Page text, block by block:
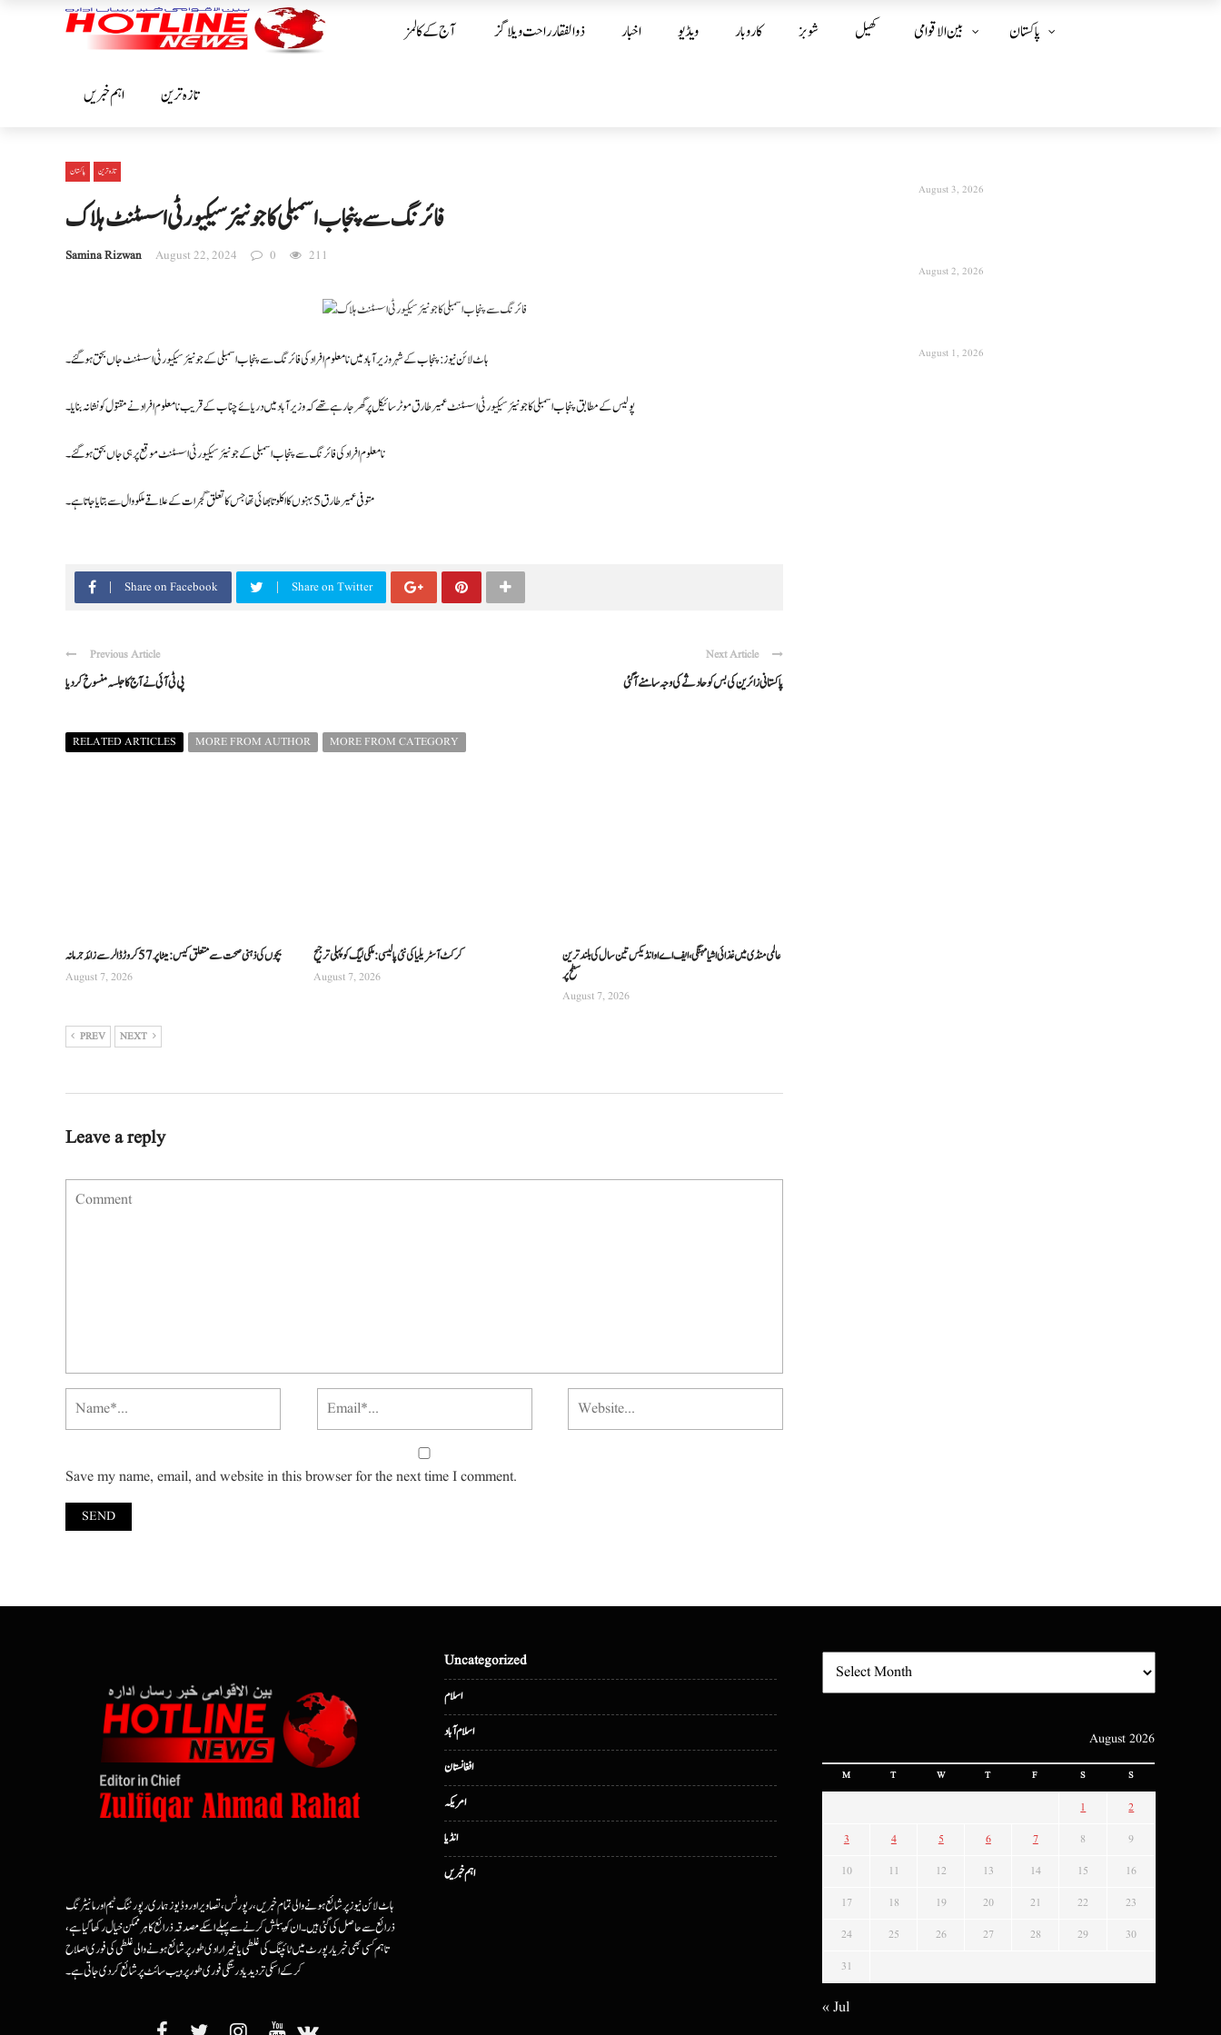
آج کے کالمز ذوالفقار راحت ویلاگز اخبار ویڈیو کاروبار شوبز کھیل بین الا قوامی پاکستان
اہم خبریں تازہ ترین
پاکستان تازہ ترین
فائرنگ سے پنجاب اسمبلی کاجونیئر سیکیورٹی اسسٹنٹ ہلاک
Samina Rizwan August 22, 2024 0 211
ہاٹ لائن نیوز: پنجاب کے شہر وزیر آباد میں نامعلوم افراد کی فائرنگ سے پنجاب اسمبلی کے جونیئر سیکیورٹی اسسٹنٹ جاں بحق ہوگئے۔
پولیس کے مطابق پنجاب اسمبلی کا جونیئر سیکیورٹی اسسٹنٹ عمیر طارق موٹرسائیکل پر گھر جارہے تھے کہ وزیرآباد میں دریائے چناب کے قریب نامعلوم افراد نے مقتول کو نشانہ بنایا۔
نامعلوم افراد کی فائرنگ سےپنجاب اسمبلی کےجونیئر سیکیورٹی اسسٹنٹ موقع پرہی جاں بحق ہوگئے۔
متوفی عمیر طارق 5 بہنوں کا اکلوتا بھائی تھا جس کا تعلق گجرات کے علاقے ملکووال سے بتایا جاتا ہے۔
Share on Facebook Share on Twitter
Previous Article
پی ٹی آئی نےآج کاجلسہ منسوخ کردیا
Next Article
پاکستانی زائرین کی بس کو حادثے کی وجہ سامنے آگئی
RELATED ARTICLES MORE FROM AUTHOR MORE FROM CATEGORY
بچوں کی ذہنی صحت سے متعلق کیس: میٹا پر 57 کروڑ ڈالر سے زائد جرمانہ
August 7, 2026
کرکٹ آسٹریلیا کی نئی پالیسی: ملکی لیگ کو پہلی ترجیح
August 7, 2026
عالمی منڈی میں غذائی اشیا مہنگی، ایف اے او انڈیکس تین سال کی بلند ترین
سطح پر
August 7, 2026
PREV NEXT
Leave a reply
Save my name, email, and website in this browser for the next time I comment.
August 3, 2026
August 2, 2026
August 1, 2026
ہاٹ لائن نیوز پر شائع ہونے والی تمام خبریں، رپورٹس، تصاویر اور وڈیوز ہماری رپورٹنگ ٹیم اور مانیٹرنگ
ذرائع سے حاصل کی گئی ہیں۔ ان کو پبلش کرنے سے پہلے اسکے مصدقہ ذرائع کا ہرممکن خیال رکھا گیا ہے،
تاہم کسی بھی خبر یا رپورٹ میں ٹائپنگ کی غلطی یا غیرارادی طور پر شائع ہونے والی غلطی کی فوری اصلاح
کرکے اسکی تردید یا درستگی فوری طور پر ویب سائٹ پر شائع کردی جاتی ہے۔
Uncategorized
اسلام
اسلام آباد
افغانستان
امریکہ
انڈیا
اہم خبریں
August 2026
M T W T F S S
1 2
3 4 5 6 7 8 9
10 11 12 13 14 15 16
17 18 19 20 21 22 23
24 25 26 27 28 29 30
31
« Jul